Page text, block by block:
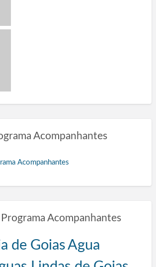
Acompanhantes
Acompanhantes
Acompanhantes
de GoiasAgua